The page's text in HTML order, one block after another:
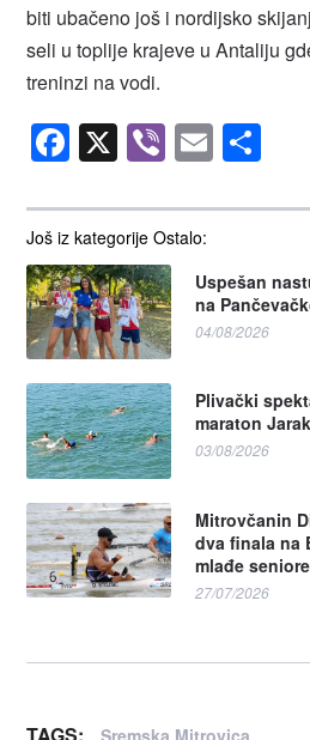
Još iz kategorije Ostalo:
Uspešan
na
04/08/2026
Plivački
maraton
03/08/2026
Mitrovčanin
dva finala na
mlađe seniore
27/07/2026
biti ubačeno još i nordijsko
seli u toplije krajeve u Antaliju
treninzi na vodi.
Facebook
X Viber
Email